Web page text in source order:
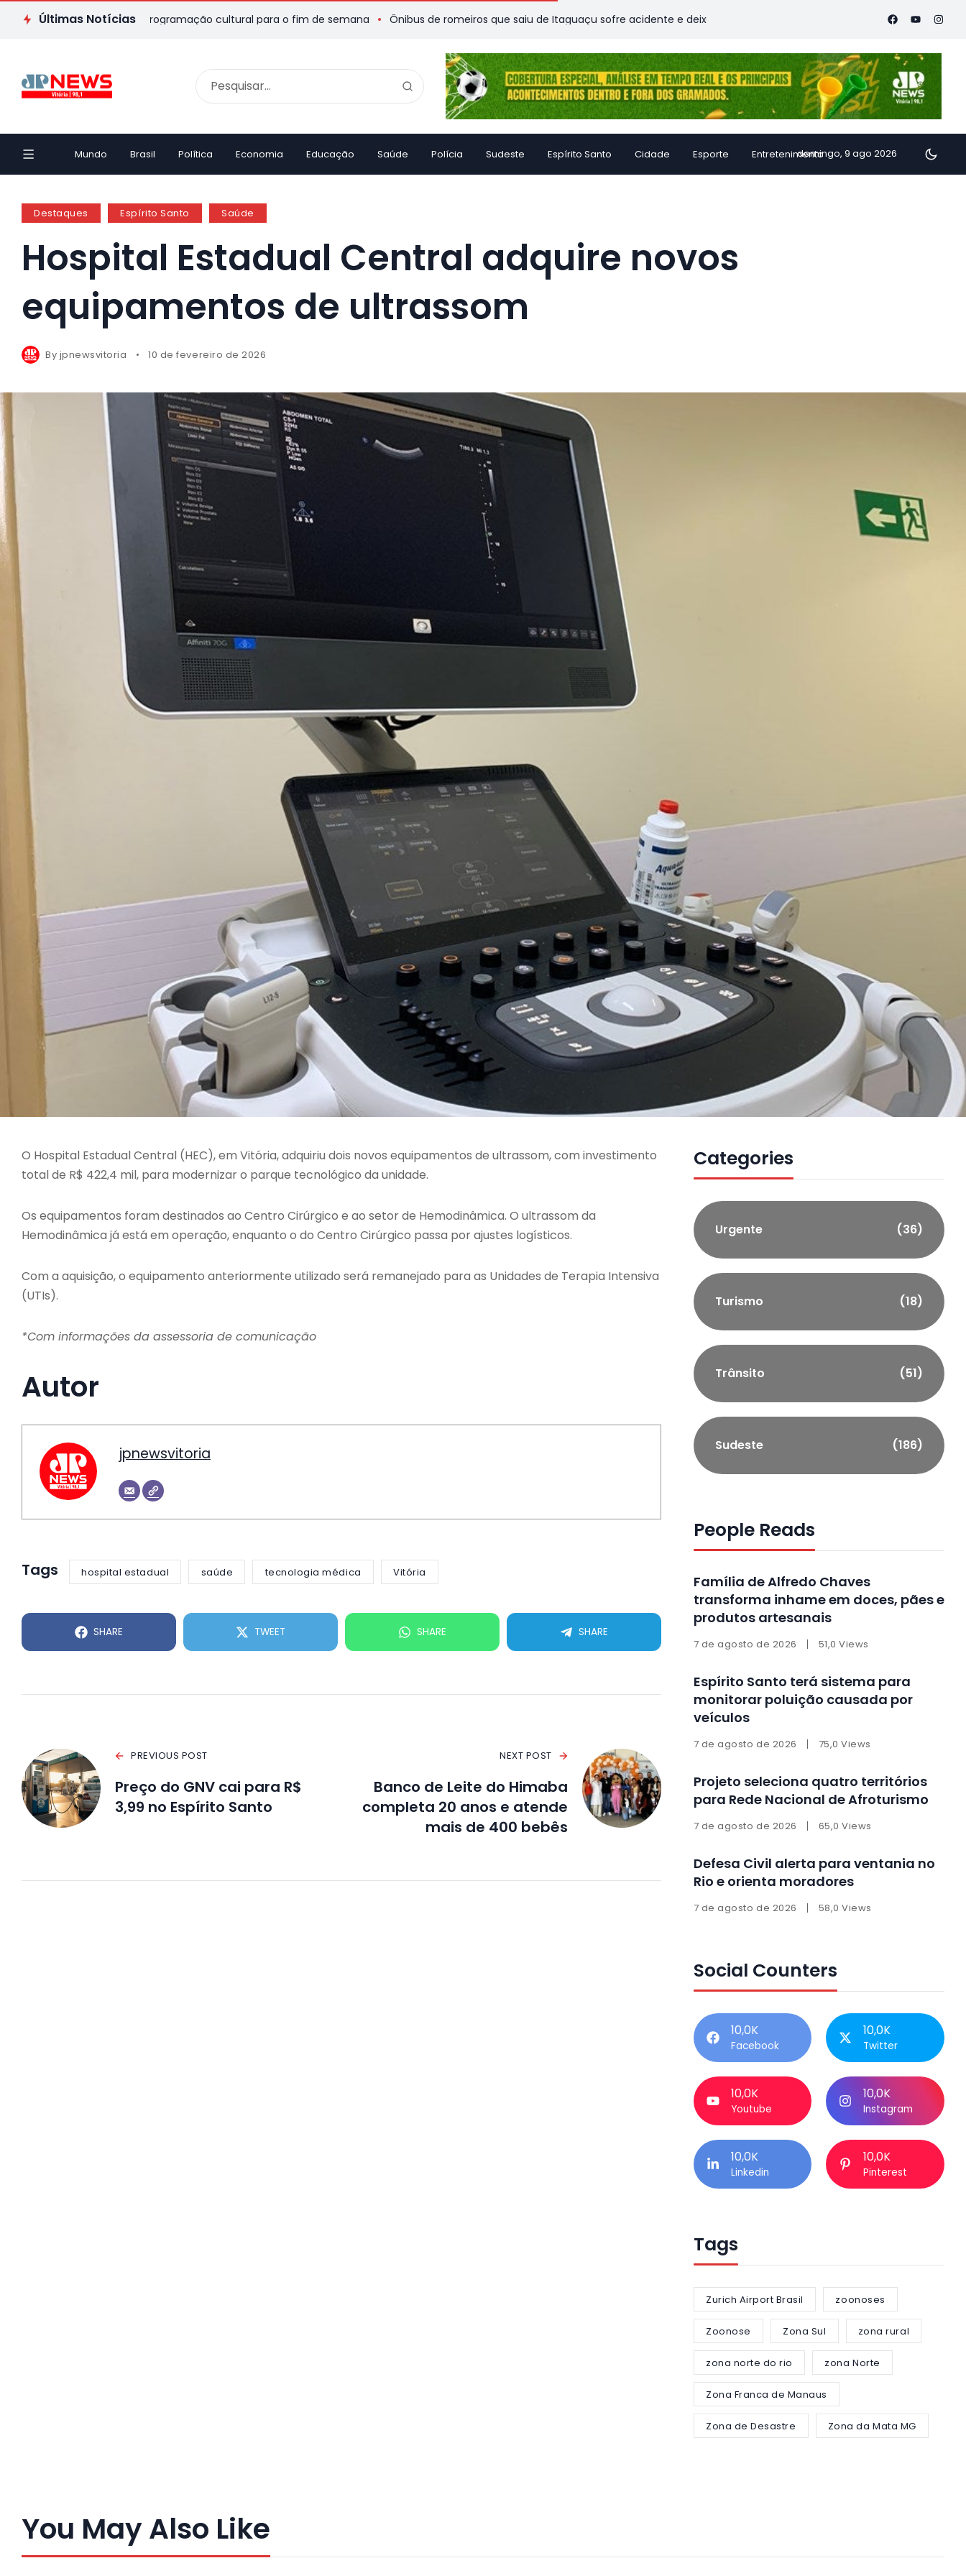
Últimas Notícias
veja passeios e programação cultural para o fim de semana Ônibus de romeiros que saiu de Itaguaçu sofre acidente e deixa vítimas Família de Alfredo Chaves transforma inhame
Mundo Brasil Política Economia Educação Saúde Polícia Sudeste Espírito Santo Cidade Esporte Entretenimentodomingo, 9 ago 2026
Destaques Espírito Santo Saúde
Hospital Estadual Central adquire novos
equipamentos de ultrassom
By jpnewsvitoria 10 de fevereiro de 2026
O Hospital Estadual Central (HEC), em Vitória, adquiriu dois novos equipamentos de ultrassom, com investimento
total de R$ 422,4 mil, para modernizar o parque tecnológico da unidade.
Os equipamentos foram destinados ao Centro Cirúrgico e ao setor de Hemodinâmica. O ultrassom da
Hemodinâmica já está em operação, enquanto o do Centro Cirúrgico passa por ajustes logísticos.
Com a aquisição, o equipamento anteriormente utilizado será remanejado para as Unidades de Terapia Intensiva
(UTIs).
*Com informações da assessoria de comunicação
Autor
jpnewsvitoria
Tags hospital estadual saúde tecnologia médica Vitória
SHARE TWEET SHARE SHARE
PREVIOUS POST
Preço do GNV cai para R$
3,99 no Espírito Santo
NEXT POST
Banco de Leite do Himaba
completa 20 anos e atende
mais de 400 bebês
Categories
Urgente (36)
Turismo (18)
Trânsito (51)
Sudeste (186)
People Reads
Família de Alfredo Chaves
transforma inhame em doces, pães e
produtos artesanais
7 de agosto de 2026 51,0 Views
Espírito Santo terá sistema para
monitorar poluição causada por
veículos
7 de agosto de 2026 75,0 Views
Projeto seleciona quatro territórios
para Rede Nacional de Afroturismo
7 de agosto de 2026 65,0 Views
Defesa Civil alerta para ventania no
Rio e orienta moradores
7 de agosto de 2026 58,0 Views
Social Counters
10,0K
Facebook
10,0K
Twitter
10,0K
Youtube
10,0K
Instagram
10,0K
Linkedin
10,0K
Pinterest
Tags
Zurich Airport Brasil zoonoses
Zoonose Zona Sul zona rural
zona norte do rio zona Norte
Zona Franca de Manaus
Zona de Desastre Zona da Mata MG
You May Also Like